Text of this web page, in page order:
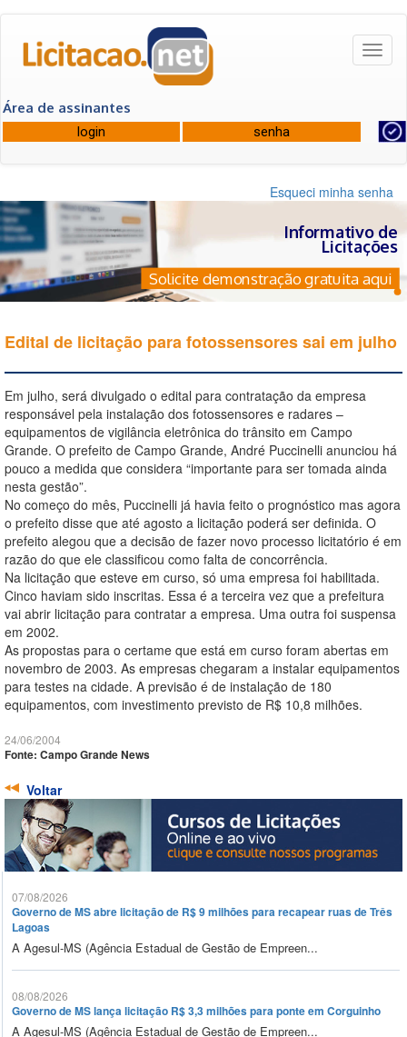
Área de assinantes
Esqueci minha senha
Informativo de
Licitações
Solicite demonstração gratuita aqui
Edital de licitação para fotossensores sai em julho
Em julho, será divulgado o edital para contratação da empresa
responsável pela instalação dos fotossensores e radares –
equipamentos de vigilância eletrônica do trânsito em Campo
Grande. O prefeito de Campo Grande, André Puccinelli anunciou há
pouco a medida que considera “importante para ser tomada ainda
nesta gestão”.
No começo do mês, Puccinelli já havia feito o prognóstico mas agora
o prefeito disse que até agosto a licitação poderá ser definida. O
prefeito alegou que a decisão de fazer novo processo licitatório é em
razão do que ele classificou como falta de concorrência.
Na licitação que esteve em curso, só uma empresa foi habilitada.
Cinco haviam sido inscritas. Essa é a terceira vez que a prefeitura
vai abrir licitação para contratar a empresa. Uma outra foi suspensa
em 2002.
As propostas para o certame que está em curso foram abertas em
novembro de 2003. As empresas chegaram a instalar equipamentos
para testes na cidade. A previsão é de instalação de 180
equipamentos, com investimento previsto de R$ 10,8 milhões.
24/06/2004
Fonte: Campo Grande News
Voltar
07/08/2026
Governo de MS abre licitação de R$ 9 milhões para recapear ruas de Três
Lagoas
A Agesul-MS (Agência Estadual de Gestão de Empreen...
08/08/2026
Governo de MS lança licitação R$ 3,3 milhões para ponte em Corguinho
A Agesul-MS (Agência Estadual de Gestão de Empreen...